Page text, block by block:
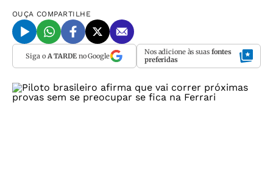
OUÇA COMPARTILHE
Siga o A TARDEno Google Nos adicione às suas fontes
preferidas